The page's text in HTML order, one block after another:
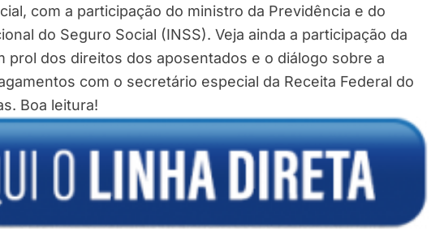
com a participação do ministro da Previdência e do
do Seguro Social (INSS). Veja ainda a participação da
prol dos direitos dos aposentados e o diálogo sobre a
com o secretário especial da Receita Federal do
Boa leitura!